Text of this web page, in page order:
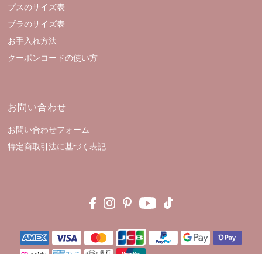
プスのサイズ表
ブラのサイズ表
お手入れ方法
クーポンコードの使い方
お問い合わせ
お問い合わせフォーム
特定商取引法に基づく表記